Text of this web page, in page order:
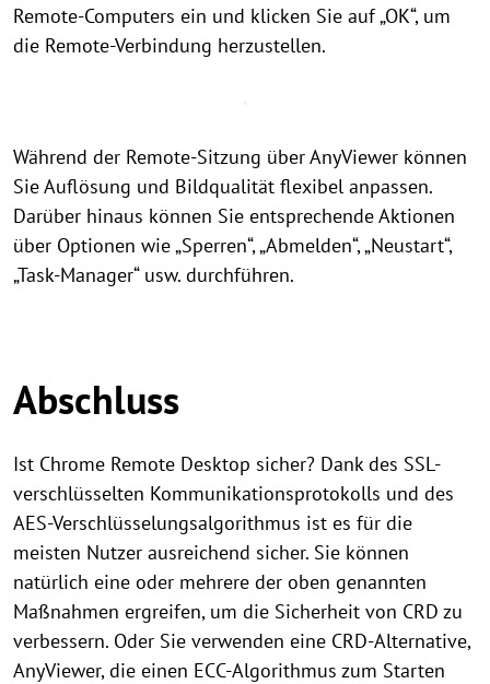
Remote-Computers ein und klicken Sie auf „OK“, um
die Remote-Verbindung herzustellen.
Während der Remote-Sitzung über AnyViewer können
Sie Auflösung und Bildqualität flexibel anpassen.
Darüber hinaus können Sie entsprechende Aktionen
über Optionen wie „Sperren“, „Abmelden“, „Neustart“,
„Task-Manager“ usw. durchführen.
Abschluss
Ist Chrome Remote Desktop sicher? Dank des SSL-
verschlüsselten Kommunikationsprotokolls und des
AES-Verschlüsselungsalgorithmus ist es für die
meisten Nutzer ausreichend sicher. Sie können
natürlich eine oder mehrere der oben genannten
Maßnahmen ergreifen, um die Sicherheit von CRD zu
verbessern. Oder Sie verwenden eine CRD-Alternative,
AnyViewer, die einen ECC-Algorithmus zum Starten